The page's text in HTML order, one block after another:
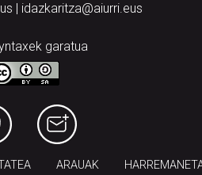
| idazkaritza@aiurri.eus
garatua
ARAUAK